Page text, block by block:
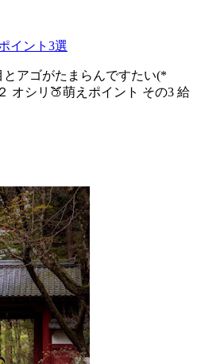
イント3選
アゴがたまらんですたい(*
オシリ🍑萌えポイント その3 給